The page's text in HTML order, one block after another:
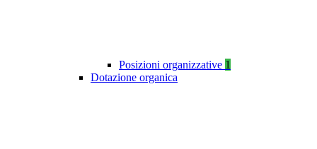
Posizioni organizzative 1
Dotazione organica